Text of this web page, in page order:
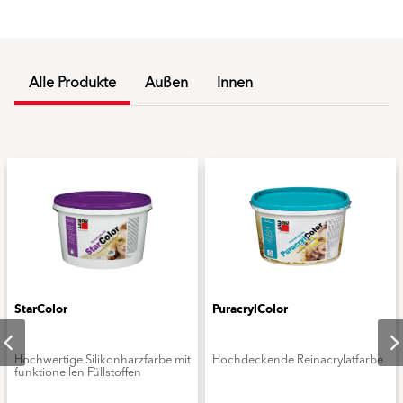
Alle Produkte Außen Innen
StarColor
Hochwertige Silikonharzfarbe mit
funktionellen Füllstoffen
PuracrylColor
Hochdeckende Reinacrylatfarbe